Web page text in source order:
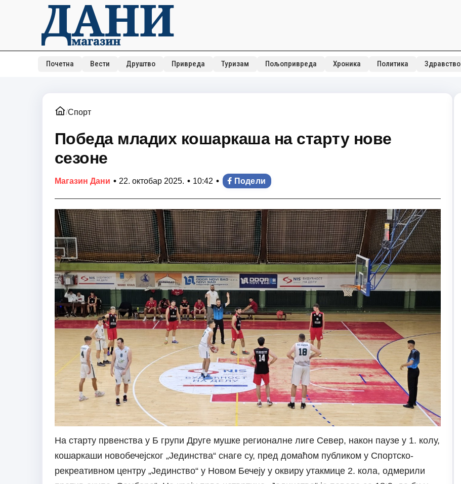
Почетна Вести Друштво Привреда Туризам Пољопривреда Хроника Политика Здравство
/Спорт
Победа младих кошаркаша на старту нове
сезоне
Магазин Дани • 22. октобар 2025. • 10:42 • Подели
На старту првенства у Б групи Друге мушке регионалне лиге Север, након паузе у 1. колу,
кошаркаши новобечејског „Јединства“ снаге су, пред домаћом публиком у Спортско-
рекреативном центру „Јединство“ у Новом Бечеју у оквиру утакмице 2. кола, одмерили